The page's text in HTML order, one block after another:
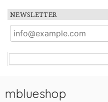
NEWSLETTER
mblueshop